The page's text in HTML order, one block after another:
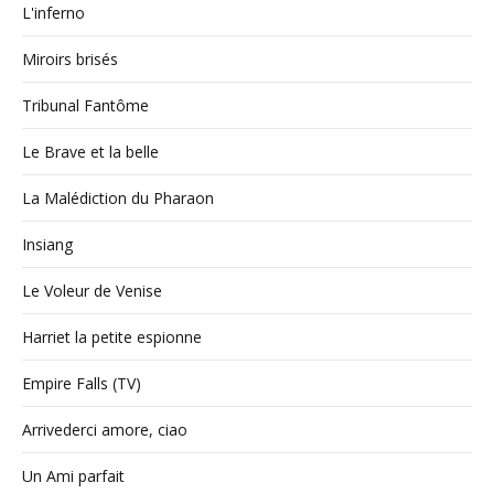
L'inferno
Miroirs brisés
Tribunal Fantôme
Le Brave et la belle
La Malédiction du Pharaon
Insiang
Le Voleur de Venise
Harriet la petite espionne
Empire Falls (TV)
Arrivederci amore, ciao
Un Ami parfait